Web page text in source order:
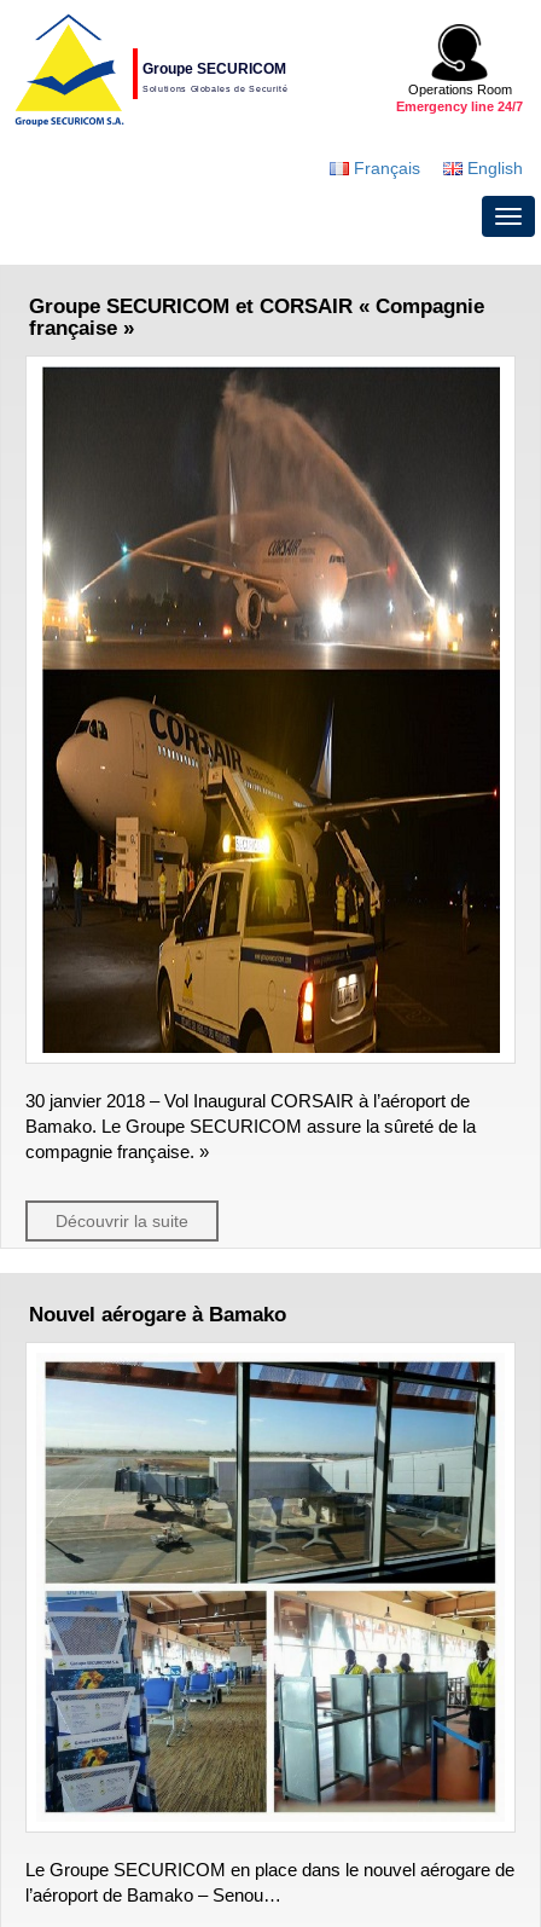
Groupe SECURICOM
Solutions Globales de Securité
Operations Room
Emergency line 24/7
Français English
Groupe SECURICOM et CORSAIR « Compagnie
française »
30 janvier 2018 – Vol Inaugural CORSAIR à l’aéroport de
Bamako. Le Groupe SECURICOM assure la sûreté de la
compagnie française. »
Découvrir la suite
Nouvel aérogare à Bamako
Le Groupe SECURICOM en place dans le nouvel aérogare de
l’aéroport de Bamako – Senou…